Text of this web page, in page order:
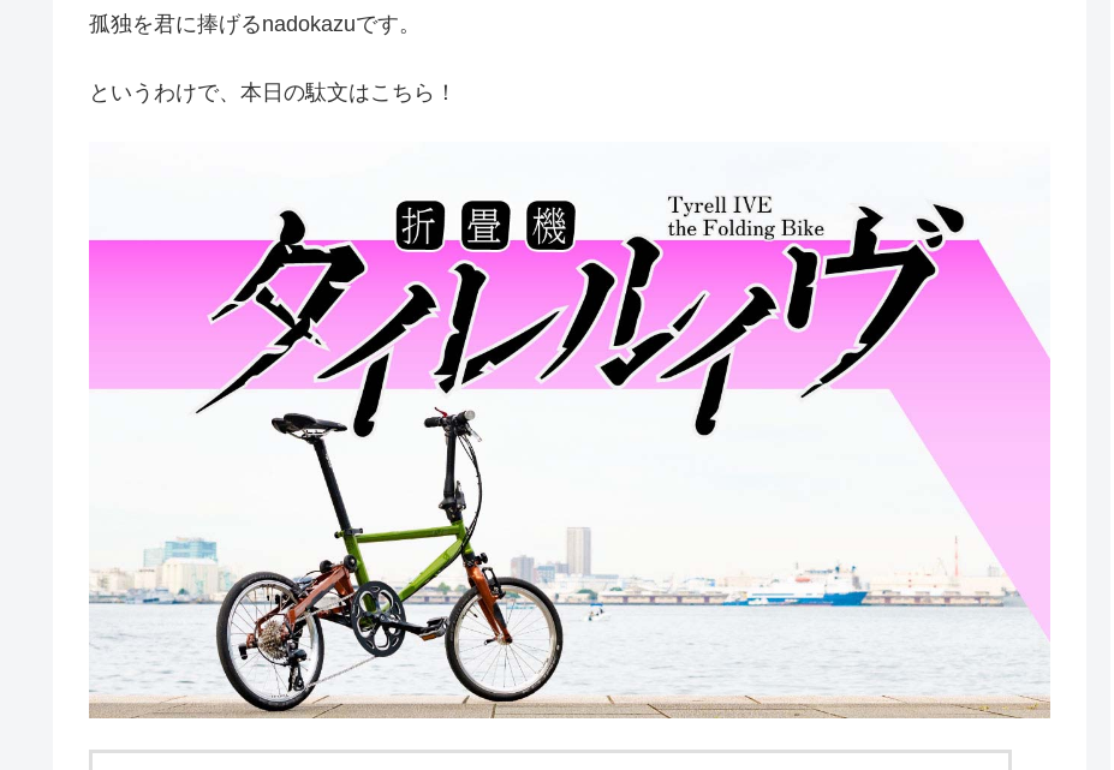
孤独を君に捧げるnadokazuです。
というわけで、本日の駄文はこちら！